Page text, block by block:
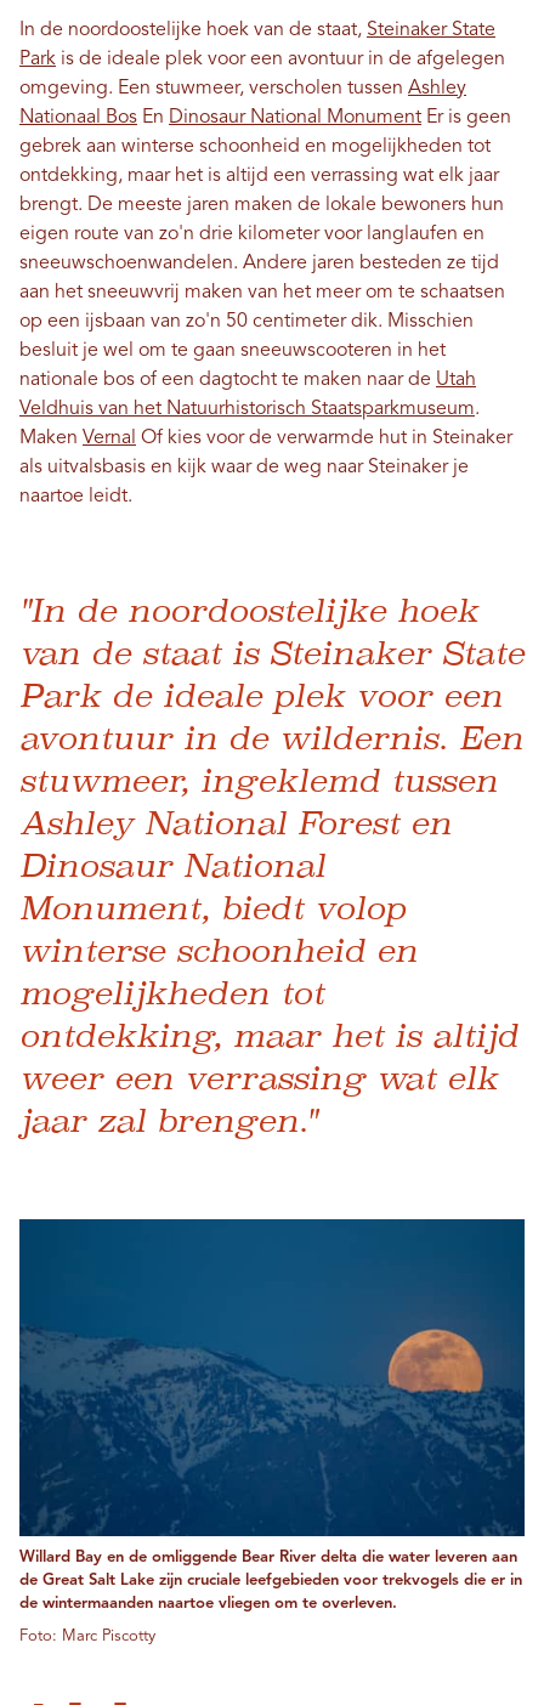
In de noordoostelijke hoek van de staat, Steinaker State
Park is de ideale plek voor een avontuur in de afgelegen
omgeving. Een stuwmeer, verscholen tussen Ashley
Nationaal Bos En Dinosaur National Monument Er is geen
gebrek aan winterse schoonheid en mogelijkheden tot
ontdekking, maar het is altijd een verrassing wat elk jaar
brengt. De meeste jaren maken de lokale bewoners hun
eigen route van zo'n drie kilometer voor langlaufen en
sneeuwschoenwandelen. Andere jaren besteden ze tijd
aan het sneeuwvrij maken van het meer om te schaatsen
op een ijsbaan van zo'n 50 centimeter dik. Misschien
besluit je wel om te gaan sneeuwscooteren in het
nationale bos of een dagtocht te maken naar de Utah
Veldhuis van het Natuurhistorisch Staatsparkmuseum.
Maken Vernal Of kies voor de verwarmde hut in Steinaker
als uitvalsbasis en kijk waar de weg naar Steinaker je
naartoe leidt.
"In de noordoostelijke hoek
van de staat is Steinaker State
Park de ideale plek voor een
avontuur in de wildernis. Een
stuwmeer, ingeklemd tussen
Ashley National Forest en
Dinosaur National
Monument, biedt volop
winterse schoonheid en
mogelijkheden tot
ontdekking, maar het is altijd
weer een verrassing wat elk
jaar zal brengen."
Willard Bay en de omliggende Bear River delta die water leveren aan
de Great Salt Lake zijn cruciale leefgebieden voor trekvogels die er in
de wintermaanden naartoe vliegen om te overleven.
Foto: Marc Piscotty